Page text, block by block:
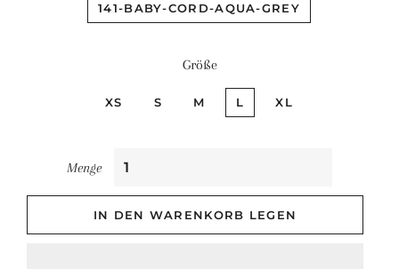
141-BABY-CORD-AQUA-GREY
Größe
XS S M L XL
Menge
IN DEN WARENKORB LEGEN